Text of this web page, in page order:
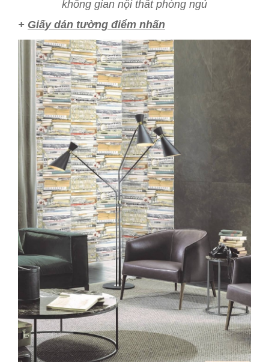
không gian nội thất phòng ngủ
+ Giấy dán tường điểm nhấn